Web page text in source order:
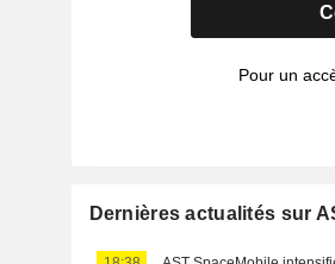
Pour un
Dernières actualités sur